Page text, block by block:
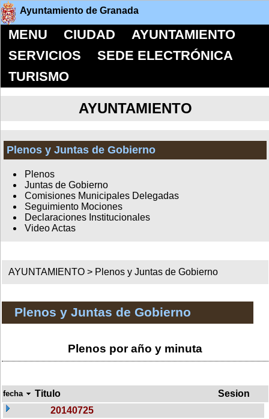
Ayuntamiento de Granada
MENU CIUDAD
AYUNTAMIENTO
SERVICIOS
SEDE ELECTRÓNICA
TURISMO
AYUNTAMIENTO
Plenos y Juntas de Gobierno
Plenos
Juntas de Gobierno
Comisiones Municipales Delegadas
Seguimiento Mociones
Declaraciones Institucionales
Video Actas
AYUNTAMIENTO > Plenos y Juntas de Gobierno
Plenos y Juntas de Gobierno
Plenos por año y minuta
fecha Titulo
Sesion
20140725